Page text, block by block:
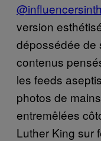
version
dépossédée de
contenus
les feeds
photos de
entremêlées
Luther King sur